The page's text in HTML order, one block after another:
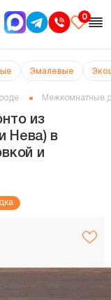
0
Эмалевые
Межкомнатные
из
Нева) в
и